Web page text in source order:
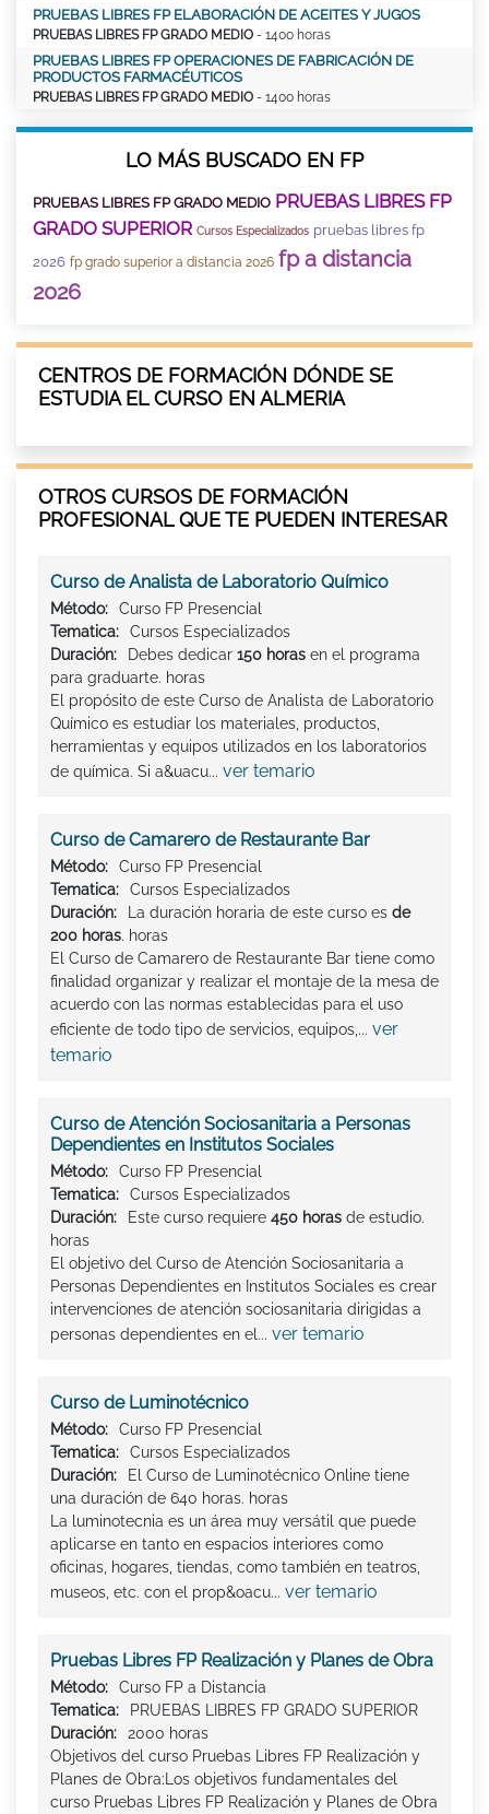
PRUEBAS LIBRES FP ELABORACIÓN DE ACEITES Y JUGOS
PRUEBAS LIBRES FP GRADO MEDIO - 1400 horas
PRUEBAS LIBRES FP OPERACIONES DE FABRICACIÓN DE
PRODUCTOS FARMACÉUTICOS
PRUEBAS LIBRES FP GRADO MEDIO - 1400 horas
LO MÁS BUSCADO EN FP
PRUEBAS LIBRES FP GRADO MEDIO PRUEBAS LIBRES FP
GRADO SUPERIOR Cursos Especializados pruebas libres fp
2026 fp grado superior a distancia 2026 fp a distancia
2026
CENTROS DE FORMACIÓN DÓNDE SE
ESTUDIA EL CURSO EN ALMERIA
OTROS CURSOS DE FORMACIÓN
PROFESIONAL QUE TE PUEDEN INTERESAR
Curso de Analista de Laboratorio Químico
Método:
Curso FP Presencial
Tematica:
Cursos Especializados
Duración:
Debes dedicar 150 horas en el programa
para graduarte. horas
El propósito de este Curso de Analista de Laboratorio
Químico es estudiar los materiales, productos,
herramientas y equipos utilizados en los laboratorios
de química. Si a&uacu... ver temario
Curso de Camarero de Restaurante Bar
Método:
Curso FP Presencial
Tematica:
Cursos Especializados
Duración:
La duración horaria de este curso es de
200 horas. horas
El Curso de Camarero de Restaurante Bar tiene como
finalidad organizar y realizar el montaje de la mesa de
acuerdo con las normas establecidas para el uso
eficiente de todo tipo de servicios, equipos,... ver
temario
Curso de Atención Sociosanitaria a Personas
Dependientes en Institutos Sociales
Método:
Curso FP Presencial
Tematica:
Cursos Especializados
Duración:
Este curso requiere 450 horas de estudio.
horas
El objetivo del Curso de Atención Sociosanitaria a
Personas Dependientes en Institutos Sociales es crear
intervenciones de atención sociosanitaria dirigidas a
personas dependientes en el... ver temario
Curso de Luminotécnico
Método:
Curso FP Presencial
Tematica:
Cursos Especializados
Duración:
El Curso de Luminotécnico Online tiene
una duración de 640 horas. horas
La luminotecnia es un área muy versátil que puede
aplicarse en tanto en espacios interiores como
oficinas, hogares, tiendas, como también en teatros,
museos, etc. con el prop&oacu... ver temario
Pruebas Libres FP Realización y Planes de Obra
Método:
Curso FP a Distancia
Tematica:
PRUEBAS LIBRES FP GRADO SUPERIOR
Duración:
2000 horas
Objetivos del curso Pruebas Libres FP Realización y
Planes de Obra:Los objetivos fundamentales del
curso Pruebas Libres FP Realización y Planes de Obra